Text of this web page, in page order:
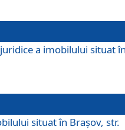
a imobilului situat
situat în Brașov, str.